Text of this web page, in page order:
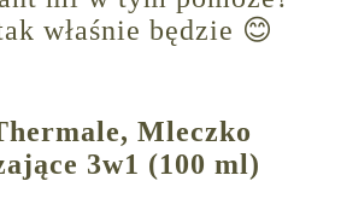
właśnie będzie 😊
Mleczko
3w1 (100 ml)